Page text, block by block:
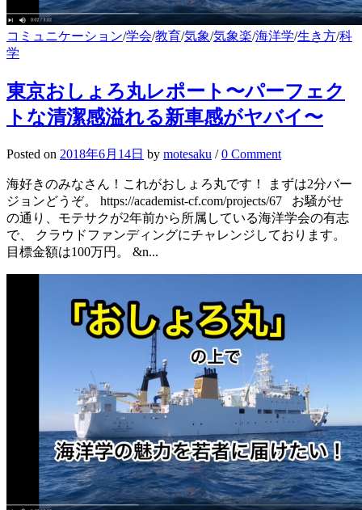
コミュニケーション/学会/教育/気象/気象楽/海洋学/生き方/科
学
東京おしょろ丸レポート〜パーフェク
トな清潔感溢れる新車感がヤバイ〜
Posted on 2018年6月14日 by motesaku /0 Comment
海好きのみなさん！これがおしょろ丸です！ まずは2分バー
ジョンどうぞ。 https://academist-cf.com/projects/67 お騒がせ
の通り、モテサクが2年前から所属している海洋学会の有志
で、 クラウドファンディングにチャレンジしております。
目標金額は100万円。 &n...